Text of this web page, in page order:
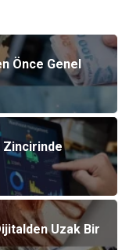
Önce Genel
Zincirinde
Uzak Bir